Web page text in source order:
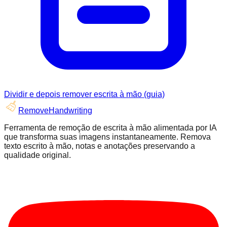
Dividir e depois remover escrita à mão (guia)
RemoveHandwriting
Ferramenta de remoção de escrita à mão alimentada por IA
que transforma suas imagens instantaneamente. Remova
texto escrito à mão, notas e anotações preservando a
qualidade original.